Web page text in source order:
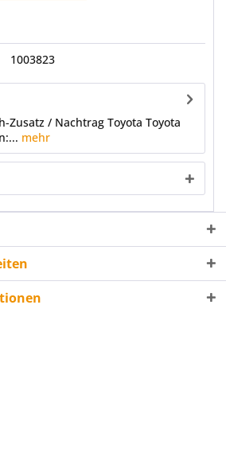
1003823
Zusatz / Nachtrag Toyota Toyota
mehr